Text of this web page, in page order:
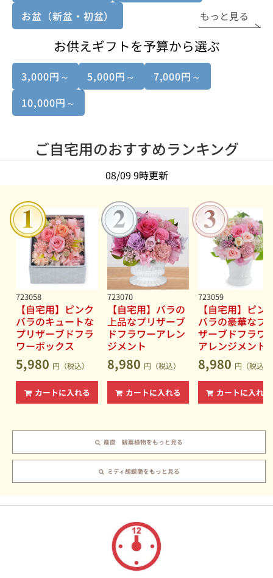
お盆（新盆・初盆）
もっと見る
お供えギフトを予算から選ぶ
3,000円～ 5,000円～
7,000円～
10,000円～
ご自宅用のおすすめランキング
08/09 9時更新
723058
【自宅用】ピンク
バラのキュートな
プリザーブドフラ
ワーボックス
5,980 円（税込）
カートに入れる
723070
【自宅用】バラの
上品なプリザーブ
ドフラワーアレン
ジメント
8,980 円（税込）
カートに入れる
723059
【自宅用】ピン
バラの豪華なプ
ザーブドフラワ
アレンジメント
8,980 円（税込）
カートに入れる
産直 観葉植物をもっと見る
ミディ胡蝶蘭をもっと見る